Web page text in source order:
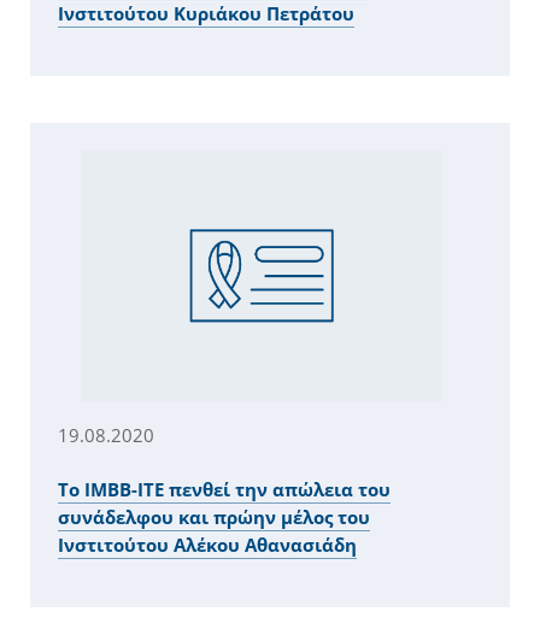
Ινστιτούτου Κυριάκου Πετράτου
19.08.2020
Το ΙΜΒΒ-ΙΤΕ πενθεί την απώλεια του
συνάδελφου και πρώην μέλος του
Ινστιτούτου Αλέκου Αθανασιάδη